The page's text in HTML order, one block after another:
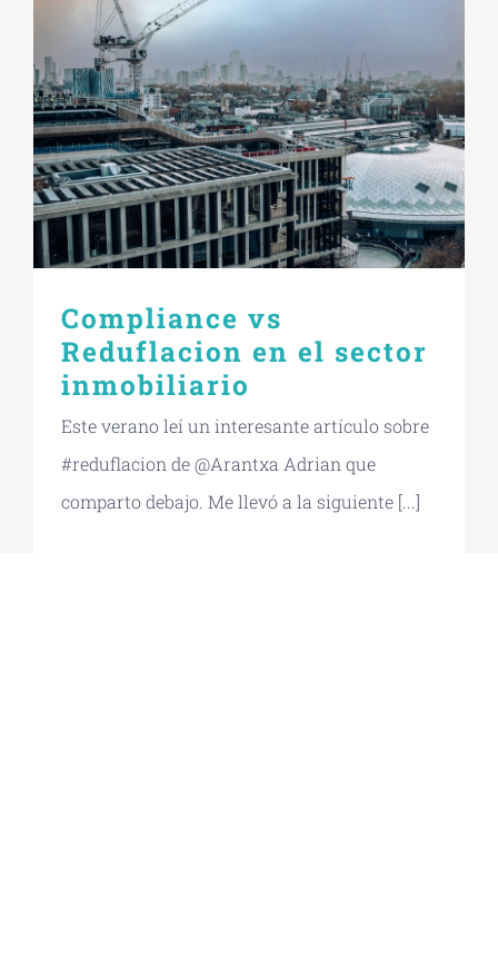
Compliance vs
Reduflacion en el sector
inmobiliario
Este verano leí un interesante artículo sobre
#reduflacion de @Arantxa Adrian que
comparto debajo. Me llevó a la siguiente [...]